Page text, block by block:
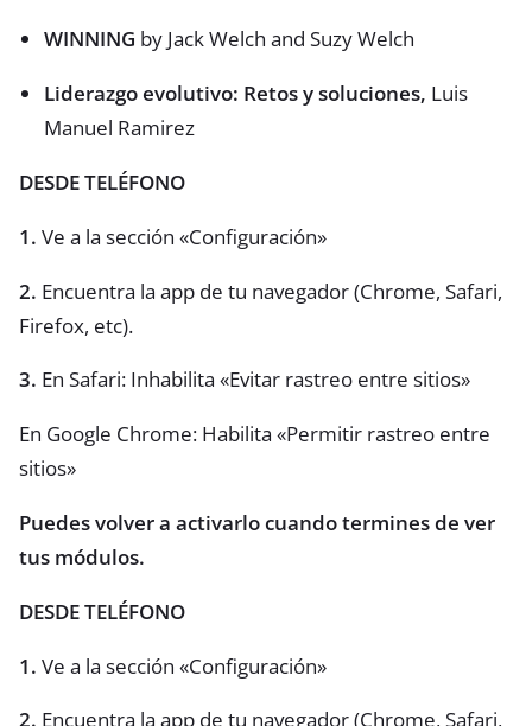
WINNING by Jack Welch and Suzy Welch
Liderazgo evolutivo: Retos y soluciones, Luis
Manuel Ramirez
DESDE TELÉFONO
1. Ve a la sección «Configuración»
2. Encuentra la app de tu navegador (Chrome, Safari,
Firefox, etc).
3. En Safari: Inhabilita «Evitar rastreo entre sitios»
En Google Chrome: Habilita «Permitir rastreo entre
sitios»
Puedes volver a activarlo cuando termines de ver
tus módulos.
DESDE TELÉFONO
1. Ve a la sección «Configuración»
2. Encuentra la app de tu navegador (Chrome, Safari,